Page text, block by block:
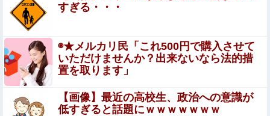
週間後「お届け物でーす」（ヽ´ん`）「そう…」
【悲報】大物アニメ監督たち「鬼滅の刃があんなにヒット
した理由が本当に分からない・・・・・・」
【終了？】高市フィーバー、一転して”高市ショック”へ…
支持率も市場も急降下ｗｗｗｗｗｗｗｗ
【閲覧注意】フットサルの試合中に顔面が2つに割れて死
亡した選手の動画、凄すぎる
すぎる・・・
◉★メルカリ民「これ500円で購入させて
いただけませんか？出来ないなら法的措
置を取ります」
【画像】最近の高校生、政治への意識が
低すぎると話題にｗｗｗｗｗｗｗ